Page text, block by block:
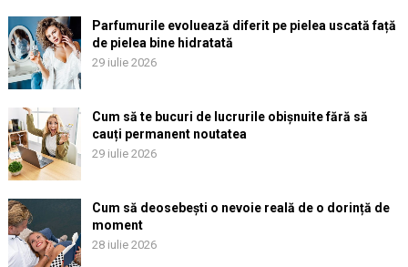
Parfumurile evoluează diferit pe pielea uscată față
de pielea bine hidratată
29 iulie 2026
Cum să te bucuri de lucrurile obișnuite fără să
cauți permanent noutatea
29 iulie 2026
Cum să deosebești o nevoie reală de o dorință de
moment
28 iulie 2026